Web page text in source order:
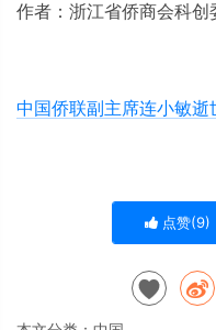
作者：浙江省侨商会科创
中国侨联副主席连小敏逝
点赞(9)